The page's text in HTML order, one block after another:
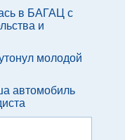
в БАГАЦ с
и
молодой
автомобиль